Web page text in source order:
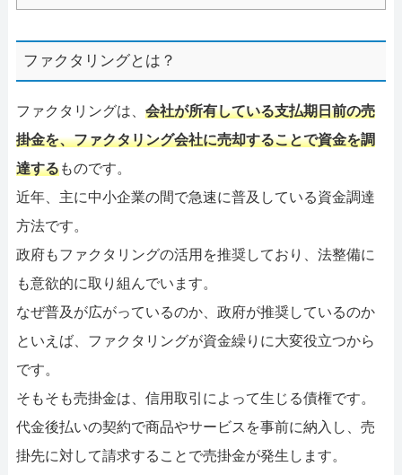
ファクタリングとは？
ファクタリングは、 会社が所有している支払期日前の売
掛金を、ファクタリング会社に売却することで資金を調
達するものです。
近年、主に中小企業の間で急速に普及している資金調達
方法です。
政府もファクタリングの活用を推奨しており、法整備に
も意欲的に取り組んでいます。
なぜ普及が広がっているのか、政府が推奨しているのか
といえば、ファクタリングが資金繰りに大変役立つから
です。
そもそも売掛金は、信用取引によって生じる債権です。
代金後払いの契約で商品やサービスを事前に納入し、売
掛先に対して請求することで売掛金が発生します。